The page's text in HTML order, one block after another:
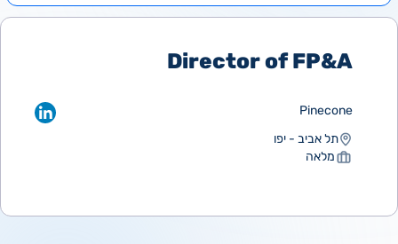
Director of FP&A
Pinecone
תל אביב - יפו
מלאה